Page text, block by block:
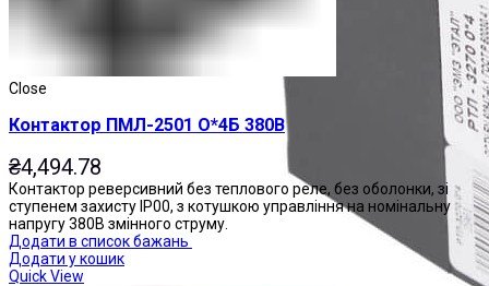
Close
Контактор ПМЛ-2501 О*4Б 380В
₴4,494.78
Контактор реверсивний без теплового реле, без оболонки, зі
ступенем захисту IP00, з котушкою управління на номінальну
напругу 380В змінного струму.
Додати в список бажань
Додати у кошик
Quick View